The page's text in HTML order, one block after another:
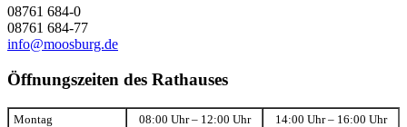
08761 684-0
08761 684-77
info@moosburg.de
Öffnungszeiten des Rathauses
Montag 08:00 Uhr – 12:00 Uhr 14:00 Uhr – 16:00 Uhr